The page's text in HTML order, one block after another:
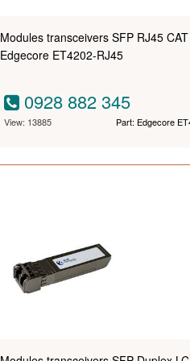
Modules transceivers SFP RJ45
Edgecore ET4202-RJ45
0928 882 345
View: 13885 Part: Edgecore